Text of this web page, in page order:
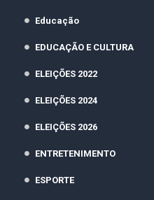
Educação
EDUCAÇÃO E CULTURA
ELEIÇÕES 2022
ELEIÇÕES 2024
ELEIÇÕES 2026
ENTRETENIMENTO
ESPORTE